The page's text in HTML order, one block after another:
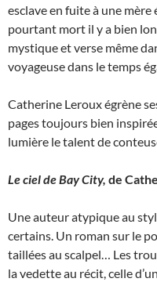
esclave en fuite à une
pourtant mort il y a bien
mystique et verse même
voyageuse dans le temps
Catherine Leroux égrène
pages toujours bien
lumière le talent de
Le ciel de Bay City, de
Une auteur atypique au
certains. Un roman sur le
taillées au scalpel… Les
la vedette au récit, celle